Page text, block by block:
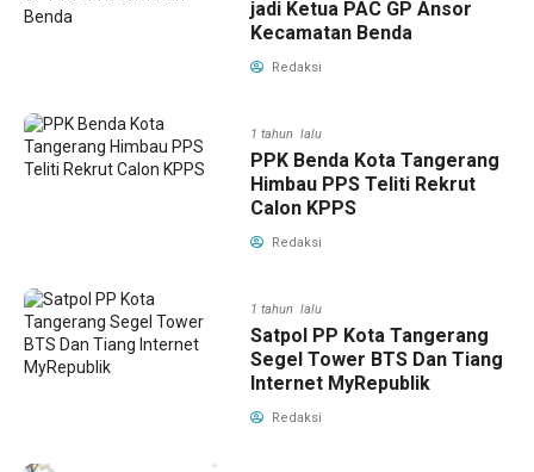
jadi Ketua PAC GP Ansor
Kecamatan Benda
Redaksi
1 tahun lalu
PPK Benda Kota Tangerang
Himbau PPS Teliti Rekrut
Calon KPPS
Redaksi
1 tahun lalu
Satpol PP Kota Tangerang
Segel Tower BTS Dan Tiang
Internet MyRepublik
Redaksi